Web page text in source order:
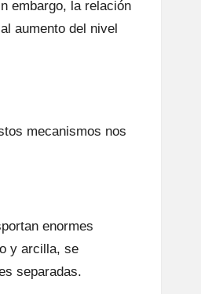
embargo, la relación
aumento del nivel
mecanismos nos
enormes
y arcilla, se
separadas.